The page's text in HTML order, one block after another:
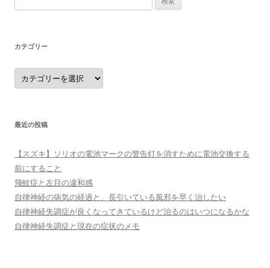
索:
カテゴリー
カ
テ
ゴ
最近の投稿
【スズキ】ソリオの電池マークの警告灯を消すために電池交換する
前にすること
飛蚊症と左目の違和感
自律神経の病気の経過と、長引いている風邪を早く治したい
自律神経失調症が良くなってきているけど治るのはいつになるかな
自律神経失調症と現在の症状のメモ